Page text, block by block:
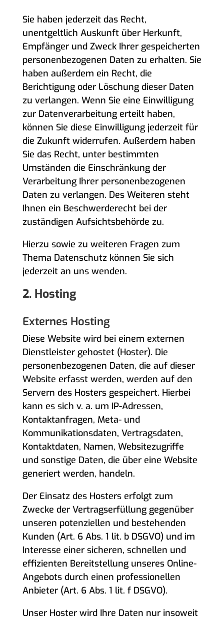
Sie haben jederzeit das Recht,
unentgeltlich Auskunft über Herkunft,
Empfänger und Zweck Ihrer gespeicherten
personenbezogenen Daten zu erhalten. Sie
haben außerdem ein Recht, die
Berichtigung oder Löschung dieser Daten
zu verlangen. Wenn Sie eine Einwilligung
zur Datenverarbeitung erteilt haben,
können Sie diese Einwilligung jederzeit für
die Zukunft widerrufen. Außerdem haben
Sie das Recht, unter bestimmten
Umständen die Einschränkung der
Verarbeitung Ihrer personenbezogenen
Daten zu verlangen. Des Weiteren steht
Ihnen ein Beschwerderecht bei der
zuständigen Aufsichtsbehörde zu.
Hierzu sowie zu weiteren Fragen zum
Thema Datenschutz können Sie sich
jederzeit an uns wenden.
2. Hosting
Externes Hosting
Diese Website wird bei einem externen
Dienstleister gehostet (Hoster). Die
personenbezogenen Daten, die auf dieser
Website erfasst werden, werden auf den
Servern des Hosters gespeichert. Hierbei
kann es sich v. a. um IP-Adressen,
Kontaktanfragen, Meta- und
Kommunikationsdaten, Vertragsdaten,
Kontaktdaten, Namen, Websitezugriffe
und sonstige Daten, die über eine Website
generiert werden, handeln.
Der Einsatz des Hosters erfolgt zum
Zwecke der Vertragserfüllung gegenüber
unseren potenziellen und bestehenden
Kunden (Art. 6 Abs. 1 lit. b DSGVO) und im
Interesse einer sicheren, schnellen und
effizienten Bereitstellung unseres Online-
Angebots durch einen professionellen
Anbieter (Art. 6 Abs. 1 lit. f DSGVO).
Unser Hoster wird Ihre Daten nur insoweit